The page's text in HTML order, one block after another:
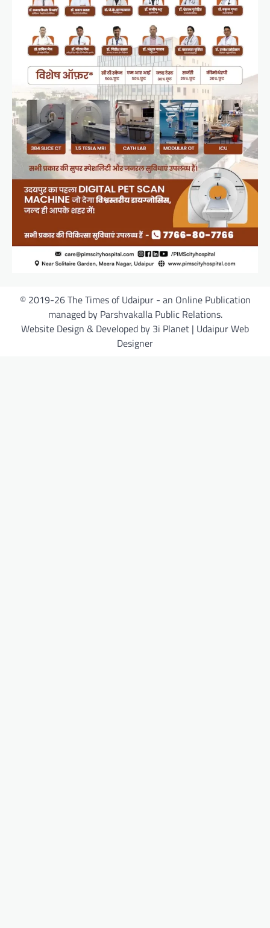
© 2019-26 The Times of Udaipur - an Online Publication
managed by Parshvakalla Public Relations.
Website Design & Developed by 3i Planet | Udaipur Web
Designer